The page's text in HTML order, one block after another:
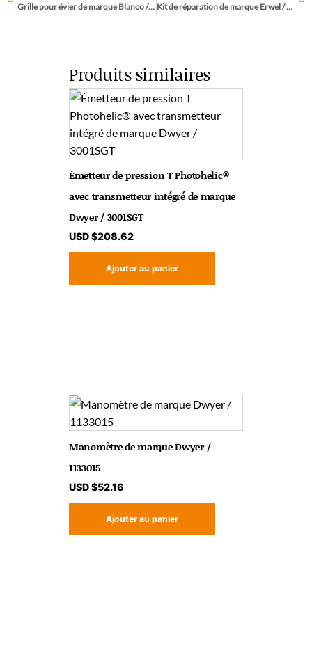
Grille pour évier de marque Blanco / 510-WS-CR Kit de réparation de marque Erwel / F-15
Produits similaires
Émetteur de pression T Photohelic®
avec transmetteur intégré de marque
Dwyer / 3001SGT
USD $208.62
Ajouter au panier
Manomètre de marque Dwyer /
1133015
USD $52.16
Ajouter au panier